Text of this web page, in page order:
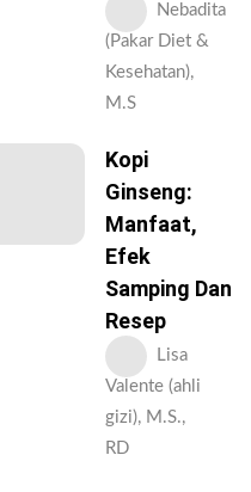
Nebadita
(Pakar Diet &
Kesehatan),
M.S
Kopi
Ginseng:
Manfaat,
Efek
Samping Dan
Resep
Lisa
Valente (ahli
gizi), M.S.,
RD